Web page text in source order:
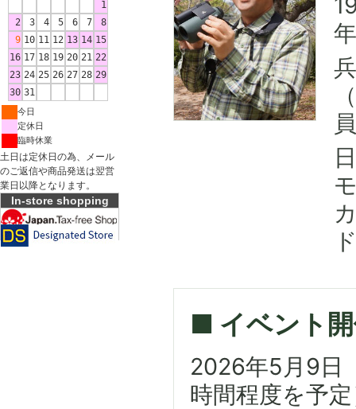
1
2
3 4 5 6 7
8
9 10 11 12 13 14 15
16 17 18 19 20 21 22
23 24 25 26 27 28 29
30 31
今日
定休日
臨時休業
土日は定休日の為、メール
のご返信や商品発送は翌営
業日以降となります。
In-store shopping
■ イベント
2026年5月9日
時間程度を予